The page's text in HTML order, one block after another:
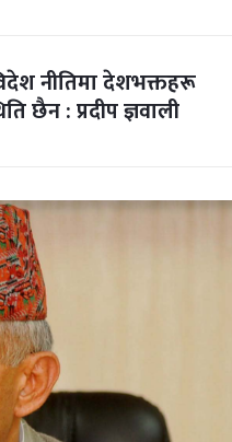
नीतिमा देशभक्तहरू
छैन : प्रदीप ज्ञवाली